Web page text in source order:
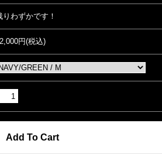
りわずかです！
円(税込)